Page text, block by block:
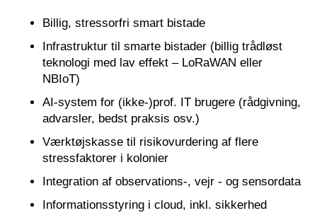
Billig, stressorfri smart bistade
Infrastruktur til smarte bistader (billig trådløst
teknologi med lav effekt – LoRaWAN eller
NBIoT)
AI-system for (ikke-)prof. IT brugere (rådgivning,
advarsler, bedst praksis osv.)
Værktøjskasse til risikovurdering af flere
stressfaktorer i kolonier
Integration af observations-, vejr - og sensordata
Informationsstyring i cloud, inkl. sikkerhed